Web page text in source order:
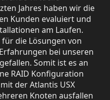
Jahres haben wir die
Kunden evaluiert und
am Laufen.
die Lösungen von
bei unseren
Somit ist es an
RAID Konfiguration
der Atlantis USX
Knoten ausfallen